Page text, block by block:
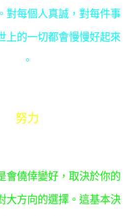
對每個人真誠，對每件事
上的一切都會慢慢好起來
。
努力
會僥倖變好，取決於你的
大方向的選擇。這基本決